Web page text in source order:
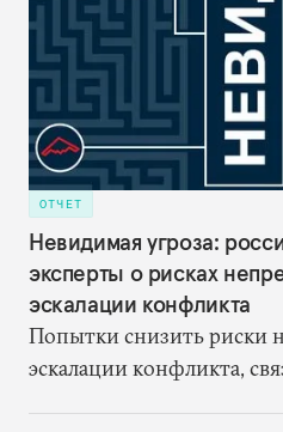
ОТЧЕТ
Невидимая угроза:
эксперты о рисках
эскалации конфликта
Попытки снизить риски
эскалации конфликта,